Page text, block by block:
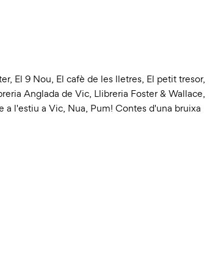
, El 9 Nou, El cafè de les lletres, El petit tresor,
Anglada de Vic, Llibreria Foster & Wallace,
a l'estiu a Vic, Nua, Pum! Contes d'una bruixa